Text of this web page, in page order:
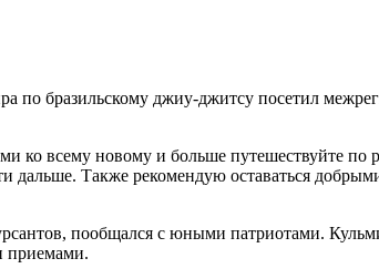
по бразильскому джиу-джитсу посетил
ко всему новому и больше путешествуйте
дальше. Также рекомендую оставаться
пообщался с юными патриотами.
приемами.